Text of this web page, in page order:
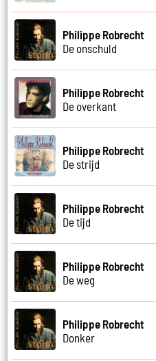
Philippe Robrecht
De onschuld
Philippe Robrecht
De overkant
Philippe Robrecht
De strijd
Philippe Robrecht
De tijd
Philippe Robrecht
De weg
Philippe Robrecht
Donker